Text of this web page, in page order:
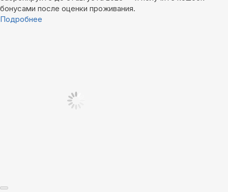
бонусами после оценки проживания.
Подробнее